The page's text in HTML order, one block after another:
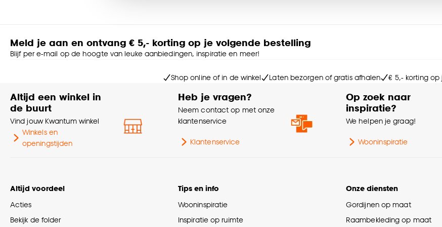
Meld je aan en ontvang € 5,- korting op je volgende bestelling
Blijf per e-mail op de hoogte van leuke aanbiedingen, inspiratie en meer!
Shop online of in de winkel Laten bezorgen of gratis afhalen € 5,- korting
Altijd een winkel in
de buurt
Vind jouw Kwantum winkel
Winkels en
openingstijden
Heb je vragen?
Neem contact op met onze
klantenservice
Klantenservice
Op zoek naar
inspiratie?
We helpen je graag!
Wooninspiratie
Altijd voordeel
Acties
Bekijk de folder
Tips en info
Wooninspiratie
Inspiratie op ruimte
Onze diensten
Gordijnen op maat
Raambekleding op maat